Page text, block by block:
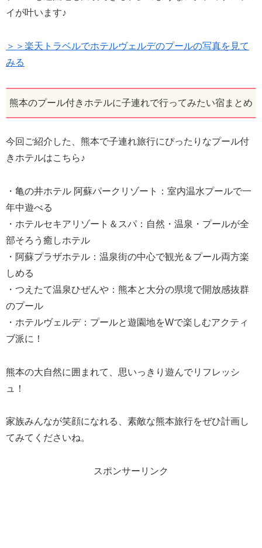
イが叶います♪
＞＞楽天トラベルでホテルヴェルデのプールの写真を見て
みる
熊本のプール付きホテルに子連れで行ってみたい宿まとめ
今回ご紹介した、熊本で子連れ旅行にぴったりなプール付
きホテルはこちら♪
・亀の井ホテル 阿蘇パークリゾート：室内温水プールで一
年中遊べる
・ホテルセキアリゾート＆スパ：自然・温泉・プールが全
部そろう癒しホテル
・阿蘇プラザホテル：温泉街の中心で観光＆プール両方楽
しめる
・つえたて温泉ひぜんや：熊本と大分の県境で開放感抜群
のプール
・ホテルヴェルデ：プールと遊園地をWで楽しむアクティ
ブ派に！
熊本の大自然に囲まれて、思いっきり遊んでリフレッシ
ュ！
家族みんなが笑顔になれる、素敵な熊本旅行をぜひ計画し
てみてくださいね。
スポンサーリンク